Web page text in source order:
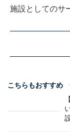
施設としてのサ
こちらもおすすめ